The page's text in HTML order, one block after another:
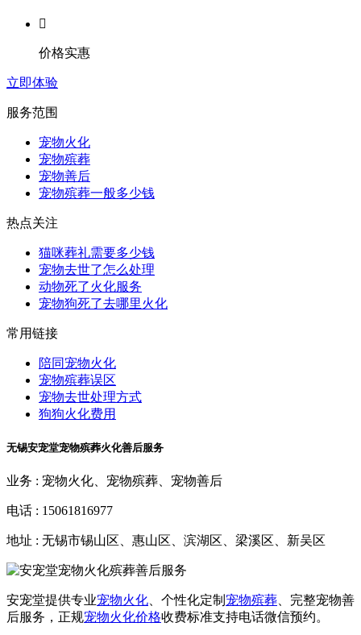

价格实惠
立即体验
服务范围
宠物火化
宠物殡葬
宠物善后
宠物殡葬一般多少钱
热点关注
猫咪葬礼需要多少钱
宠物去世了怎么处理
动物死了火化服务
宠物狗死了去哪里火化
常用链接
陪同宠物火化
宠物殡葬误区
宠物去世处理方式
狗狗火化费用
无锡安宠堂宠物殡葬火化善后服务
业务 : 宠物火化、宠物殡葬、宠物善后
电话 : 15061816977
地址 : 无锡市锡山区、惠山区、滨湖区、梁溪区、新吴区
安宠堂提供专业宠物火化 、个性化定制 宠物殡葬 、完整宠物善
后服务，正规宠物火化价格收费标准支持电话微信预约。